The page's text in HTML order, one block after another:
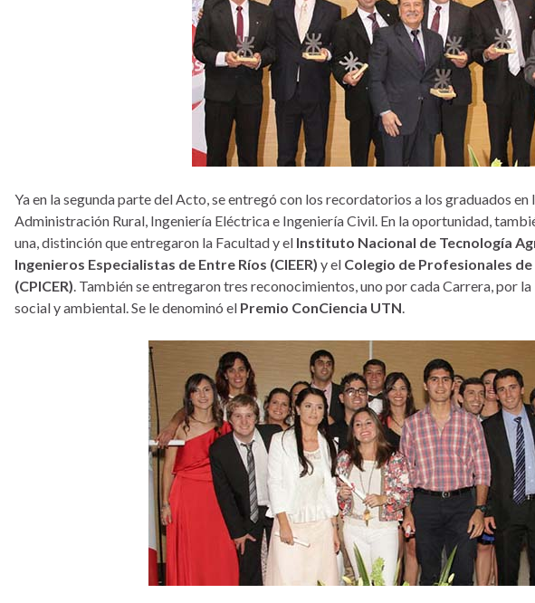
Ya en la segunda parte del Acto, se entregó con los recordatorios a los graduados
Administración Rural, Ingeniería Eléctrica e Ingeniería Civil. En la oportunidad,
una, distinción que entregaron la Facultad y el Instituto Nacional de Tecnología
Ingenieros Especialistas de Entre Ríos (CIEER) y el Colegio de Profesionales
(CPICER) . También se entregaron tres reconocimientos, uno por cada Carrera, por
social y ambiental. Se le denominó el Premio ConCiencia UTN